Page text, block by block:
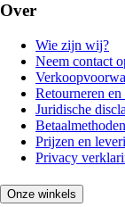
Over
Wie zijn wij?
Neem contact
Retourneren en
Juridische
Betaalmethoden
Prijzen en
Privacy
Onze winkels